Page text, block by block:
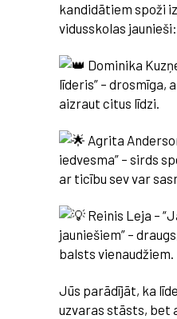
kandidātiem spoži
vidusskolas jaunieši:
Dominika
līderis” – drosmīga,
aizraut citus līdzi.
Agrita
iedvesma” – sirds
ar ticību sev var
Reinis Leja –
jauniešiem” –
balsts vienaudžiem.
Jūs parādījāt, ka
uzvaras stāsts, bet